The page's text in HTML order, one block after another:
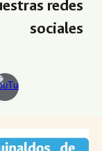
redes
sociales